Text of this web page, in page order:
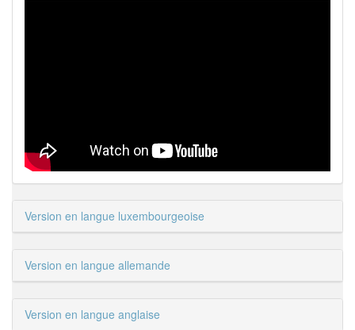
Version en langue luxembourgeoise
Version en langue allemande
Version en langue anglaise